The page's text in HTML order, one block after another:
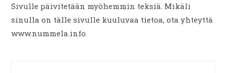
Sivulle päivitetään myöhemmin teksiä. Mikäli
sinulla on tälle sivulle kuuluvaa tietoa, ota yhteyttä
www.nummela.info.